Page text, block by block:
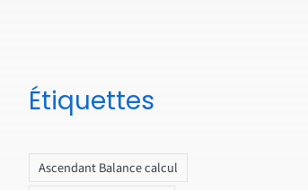
Étiquettes
Ascendant Balance calcul